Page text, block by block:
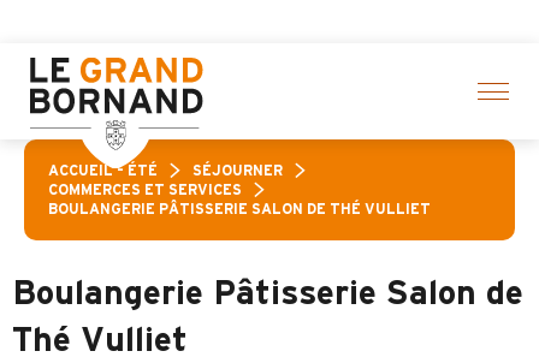
contenu
principal
ACCUEIL – ÉTÉ
SÉJOURNER
COMMERCES ET SERVICES
BOULANGERIE PÂTISSERIE SALON DE THÉ VULLIET
Boulangerie Pâtisserie Salon de
Thé Vulliet